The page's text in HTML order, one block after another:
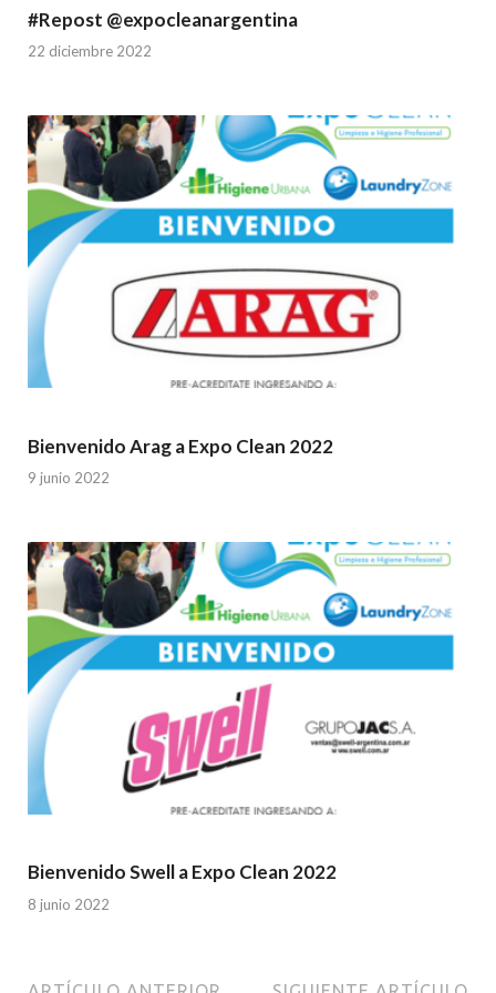
#Repost @expocleanargentina
22 diciembre 2022
Bienvenido Arag a Expo Clean 2022
9 junio 2022
Bienvenido Swell a Expo Clean 2022
8 junio 2022